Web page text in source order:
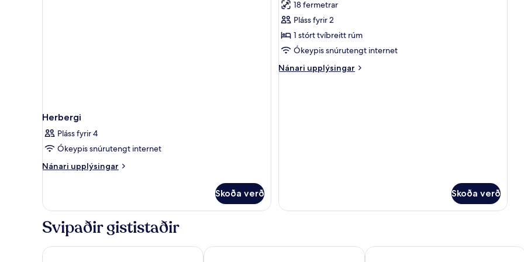
Herbergi
Pláss fyrir 4
Ókeypis snúrutengt internet
Nánari upplýsingar
Nánari
Skoða verð
myndir
fyrir
Room,
1
King
Bed
18 fermetrar
Pláss fyrir 2
1 stórt tvíbreitt rúm
Ókeypis snúrutengt internet
Nánari upplýsingar
Nánari
Skoða verð
Svipaðir gististaðir
Hotel Birger Jarl Haymarket by Scandic Downtown Camper by Scandic